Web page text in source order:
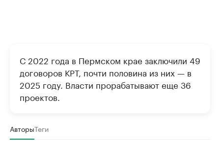
С 2022 года в Пермском крае заключили 49
договоров КРТ, почти половина из них — в
2025 году. Власти прорабатывают еще 36
проектов.
АвторыТеги